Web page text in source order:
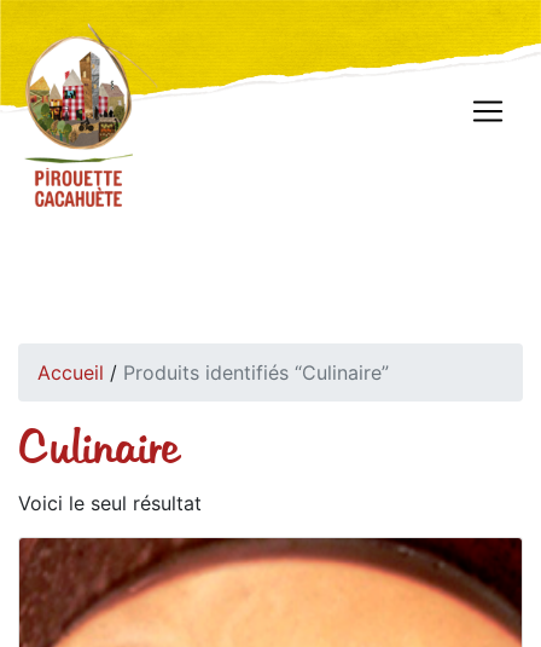
Accueil / Produits identifiés “Culinaire”
Culinaire
Voici le seul résultat